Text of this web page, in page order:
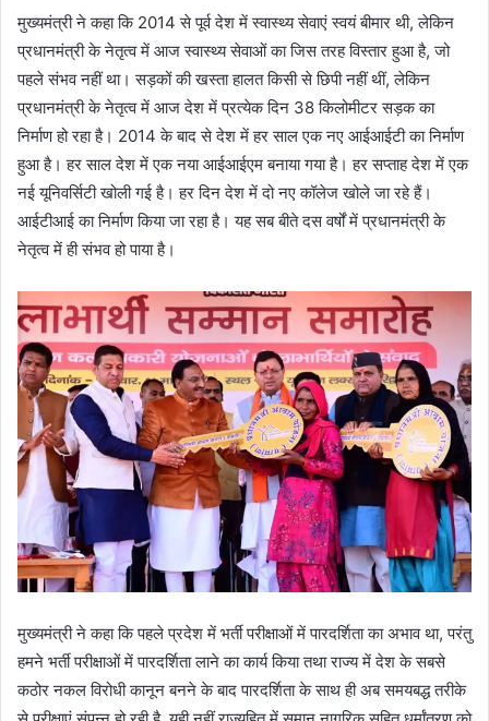
मुख्यमंत्री ने कहा कि 2014 से पूर्व देश में स्वास्थ्य सेवाएं स्वयं बीमार थी, लेकिन
प्रधानमंत्री के नेतृत्व में आज स्वास्थ्य सेवाओं का जिस तरह विस्तार हुआ है, जो
पहले संभव नहीं था। सड़कों की खस्ता हालत किसी से छिपी नहीं थीं, लेकिन
प्रधानमंत्री के नेतृत्व में आज देश में प्रत्येक दिन 38 किलोमीटर सड़क का
निर्माण हो रहा है। 2014 के बाद से देश में हर साल एक नए आईआईटी का निर्माण
हुआ है। हर साल देश में एक नया आईआईएम बनाया गया है। हर सप्ताह देश में एक
नई यूनिवर्सिटी खोली गई है। हर दिन देश में दो नए कॉलेज खोले जा रहे हैं।
आईटीआई का निर्माण किया जा रहा है। यह सब बीते दस वर्षों में प्रधानमंत्री के
नेतृत्व में ही संभव हो पाया है।
मुख्यमंत्री ने कहा कि पहले प्रदेश में भर्ती परीक्षाओं में पारदर्शिता का अभाव था, परंतु
हमने भर्ती परीक्षाओं में पारदर्शिता लाने का कार्य किया तथा राज्य में देश के सबसे
कठोर नकल विरोधी कानून बनने के बाद पारदर्शिता के साथ ही अब समयबद्ध तरीके